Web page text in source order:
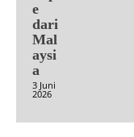
e
dari
Mal
aysi
a
3 Juni
2026